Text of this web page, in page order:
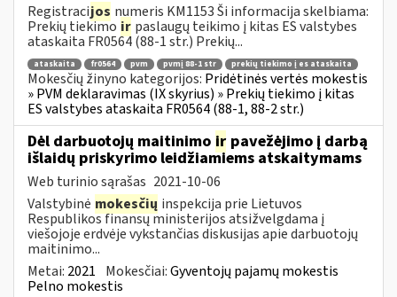
Registracijos numeris KM1153 Ši informacija skelbiama:
Prekių tiekimo ir paslaugų teikimo į kitas ES valstybes
ataskaita FR0564 (88-1 str.) Prekių...
ataskaita fr0564 pvm pvmį 88-1 str prekių tiekimo į es ataskaita
Mokesčių žinyno kategorijos: Pridėtinės vertės mokestis
» PVM deklaravimas (IX skyrius) » Prekių tiekimo į kitas
ES valstybes ataskaita FR0564 (88-1, 88-2 str.)
Dėl darbuotojų maitinimo ir pavežėjimo į darbą
išlaidų priskyrimo leidžiamiems atskaitymams
Web turinio sąrašas 2021-10-06
Valstybinė mokesčių inspekcija prie Lietuvos
Respublikos finansų ministerijos atsižvelgdama į
viešojoje erdvėje vykstančias diskusijas apie darbuotojų
maitinimo...
Metai: 2021 Mokesčiai:Gyventojų pajamų mokestis
Pelno mokestis